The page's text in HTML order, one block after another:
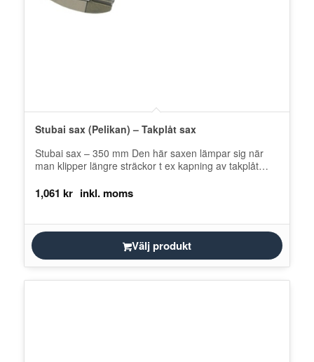
Stubai sax (Pelikan) – Takplåt sax
Stubai sax – 350 mm Den här saxen lämpar sig när
man klipper längre sträckor t ex kapning av takplåt…
1,061 kr
Välj produkt